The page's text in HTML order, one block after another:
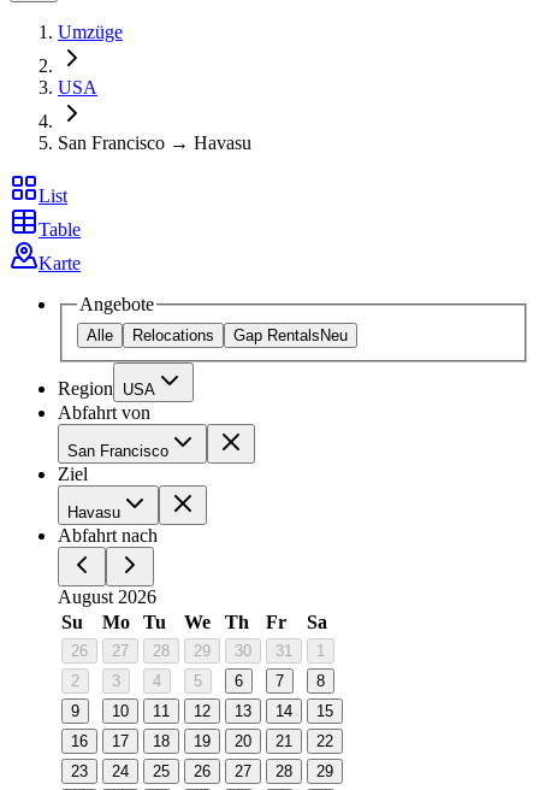
Umzüge
USA
San Francisco → Havasu
List
Table
Karte
Angebote
Alle Relocations Gap Rentals Neu
Region USA
Abfahrt von
San Francisco
Ziel
Havasu
Abfahrt nach
August 2026
Su
Mo Tu We Th Fr Sa
26 27 28 29 30 31
1
2
3 4 5 6 7
8
9
10 11 12 13 14
15
16
17 18 19 20 21
22
23
24 25 26 27 28
29